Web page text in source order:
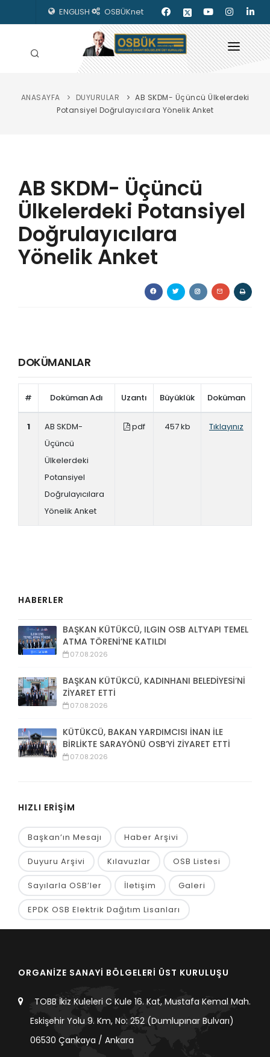
ENGLISH OSBÜKnet
HAKKIMIZDA
KILAVUZLAR
YAYINLARIMIZ
ENERJİ İZLEME
İLETİŞİM
ANASAYFA DUYURULAR
AB SKDM- Üçüncü Ülkelerdeki
Potansiyel Doğrulayıcılara Yönelik Anket
AB SKDM- Üçüncü
Ülkelerdeki Potansiyel
Doğrulayıcılara
Yönelik Anket
DOKÜMANLAR
# Doküman Adı Uzantı Büyüklük Doküman
1
AB SKDM-
Üçüncü
Ülkelerdeki
Potansiyel
Doğrulayıcılara
Yönelik Anket
pdf 457 kb Tıklayınız
HABERLER
BAŞKAN KÜTÜKCÜ, ILGIN OSB ALTYAPI TEMEL
ATMA TÖRENİ’NE KATILDI
07.08.2026
BAŞKAN KÜTÜKCÜ, KADINHANI BELEDİYESİ’Nİ
ZİYARET ETTİ
07.08.2026
KÜTÜKCÜ, BAKAN YARDIMCISI İNAN İLE
BİRLİKTE SARAYÖNÜ OSB’Yİ ZİYARET ETTİ
07.08.2026
HIZLI ERİŞİM
Başkan’ın Mesajı Haber Arşivi
Duyuru Arşivi Kılavuzlar OSB Listesi
Sayılarla OSB’ler İletişim Galeri
EPDK OSB Elektrik Dağıtım Lisanları
ORGANİZE SANAYİ BÖLGELERİ ÜST KURULUŞU
TOBB İkiz Kuleleri C Kule 16. Kat, Mustafa Kemal Mah.
Eskişehir Yolu 9. Km, No: 252 (Dumlupınar Bulvarı)
06530 Çankaya / Ankara